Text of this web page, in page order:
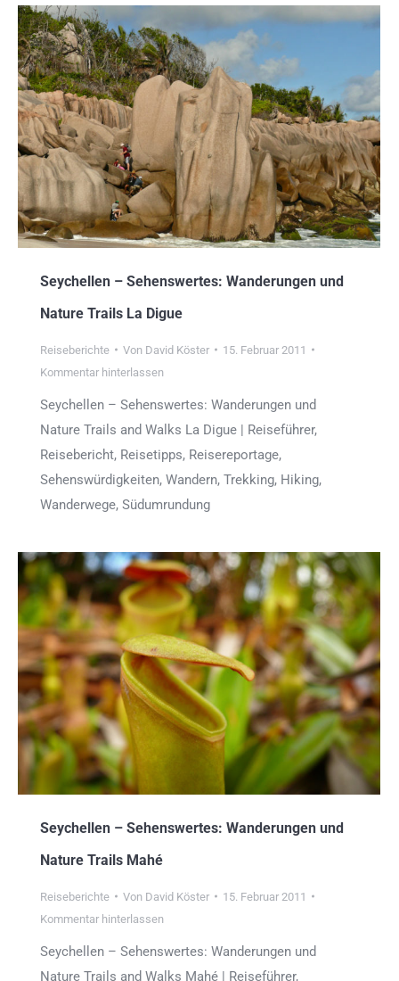
Seychellen – Sehenswertes: Wanderungen und
Nature Trails La Digue
Reiseberichte Von David Köster
15. Februar 2011
Kommentar hinterlassen
Seychellen – Sehenswertes: Wanderungen und
Nature Trails and Walks La Digue | Reiseführer,
Reisebericht, Reisetipps, Reisereportage,
Sehenswürdigkeiten, Wandern, Trekking, Hiking,
Wanderwege, Südumrundung
Seychellen – Sehenswertes: Wanderungen und
Nature Trails Mahé
Reiseberichte Von David Köster
15. Februar 2011
Kommentar hinterlassen
Seychellen – Sehenswertes: Wanderungen und
Nature Trails and Walks Mahé | Reiseführer,